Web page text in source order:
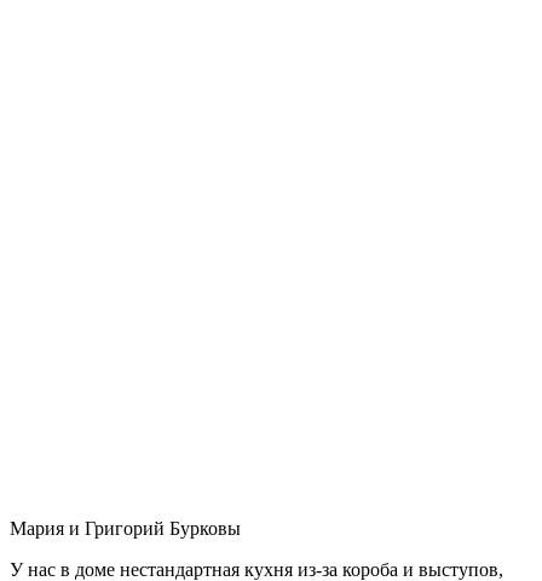
Мария и Григорий Бурковы
У нас в доме нестандартная кухня из-за короба и выступов,